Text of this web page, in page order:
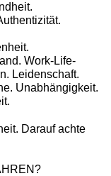
Work-Life-
Leidenschaft.
Unabhängigkeit.
Darauf achte